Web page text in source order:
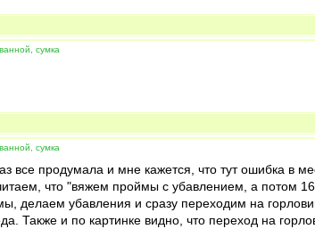
сумка
сумка
все продумала и мне кажется, что тут ошибка в
что "вяжем проймы с убавлением, а потом
убавления и сразу переходим на
и по картинке видно, что переход на